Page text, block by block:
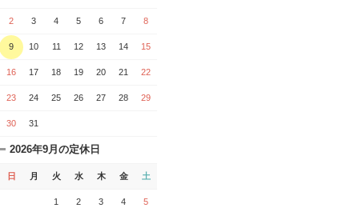
2 3 4 5 6 7 8
9 10 11 12 13 14 15
16 17 18 19 20 21 22
23 24 25 26 27 28 29
30 31
2026年9月の定休日
日 月 火 水 木 金 土
1 2 3 4 5